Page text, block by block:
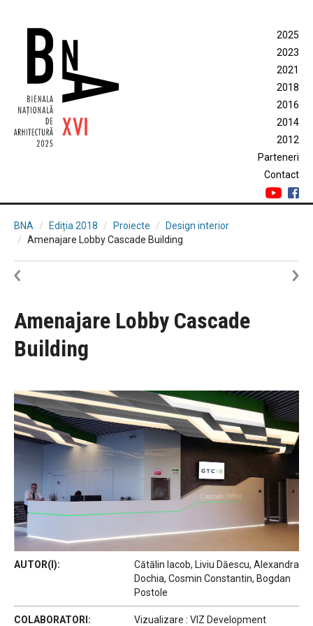
2025
2023
2021
2018
2016
2014
2012
Parteneri
Contact
BNA Ediția 2018 Proiecte
Design interior
Amenajare Lobby Cascade Building
Amenajare Lobby Cascade
Building
AUTOR(I):
Cătălin Iacob, Liviu Dăescu, Alexandra
Dochia, Cosmin Constantin, Bogdan
Postole
COLABORATORI:
Vizualizare : VIZ Development